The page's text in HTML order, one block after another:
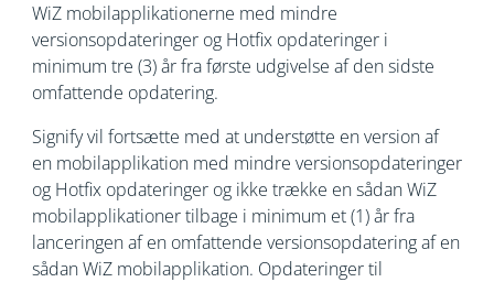
WiZ mobilapplikationerne med mindre
versionsopdateringer og Hotfix opdateringer i
minimum tre (3) år fra første udgivelse af den sidste
omfattende opdatering.
Signify vil fortsætte med at understøtte en version af
en mobilapplikation med mindre versionsopdateringer
og Hotfix opdateringer og ikke trække en sådan WiZ
mobilapplikationer tilbage i minimum et (1) år fra
lanceringen af en omfattende versionsopdatering af en
sådan WiZ mobilapplikation. Opdateringer til